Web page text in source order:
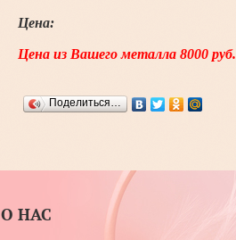
Цена:
Цена из Вашего металла 8000 руб.
Поделиться…
О НАС